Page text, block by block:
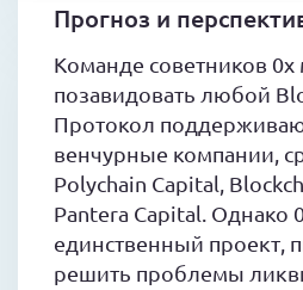
Прогноз и
Команде советников
позавидовать любой
Протокол
венчурные компании,
Polychain Capital,
Pantera Capital. Однако
единственный проект,
решить проблемы